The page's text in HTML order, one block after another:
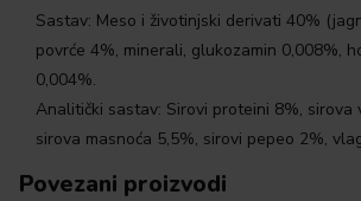
Sastav: Meso i životinjski derivati 40%
povrće 4%, minerali, glukozamin 0,008%,
0,004%.
Analitički sastav: Sirovi proteini 8%, sirova
sirova masnoća 5,5%, sirovi pepeo 2%,
Povezani proizvodi